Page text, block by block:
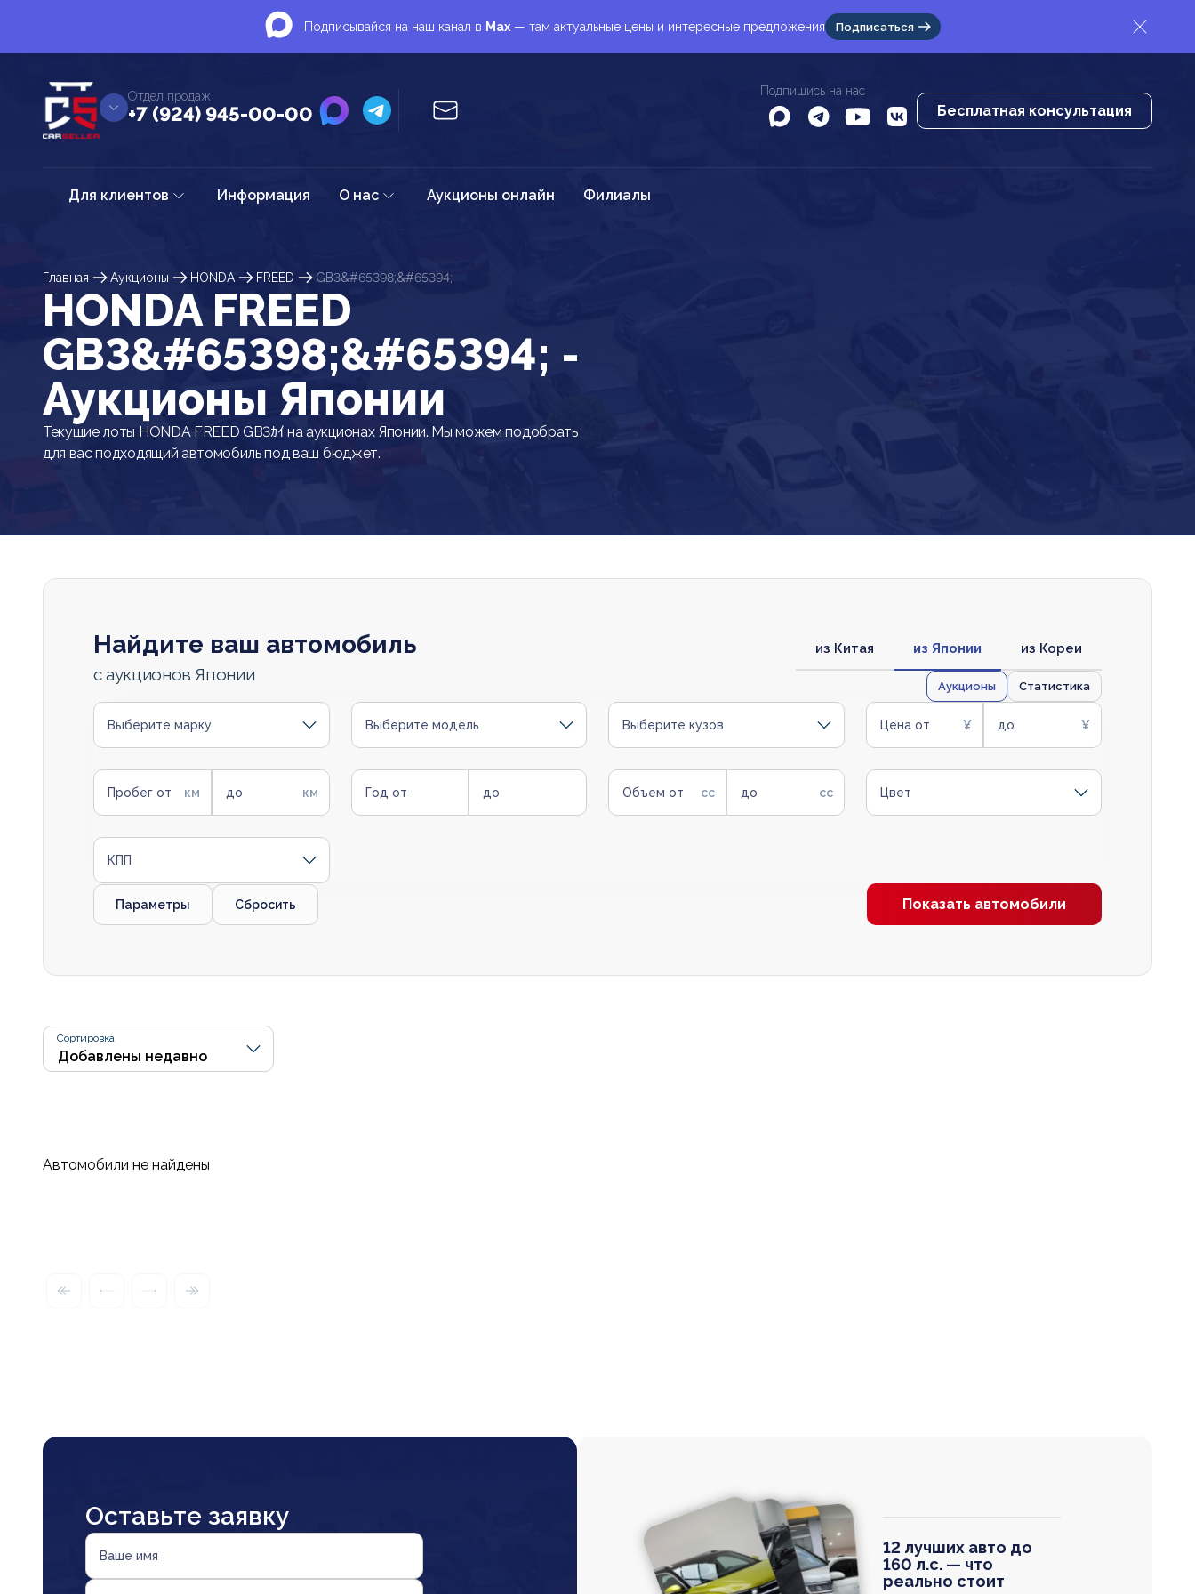
Подписывайся на наш канал в Max — там актуальные цены и интересные предложения Подписаться
Отдел продаж
+7 (924) 945-00-00
Подпишись на нас
Бесплатная консультация
Для клиентов Информация О нас Аукционы онлайн Филиалы
Главная Аукционы HONDA FREED GB3&#65398;&#65394;
HONDA FREED
GB3&#65398;&#65394; -
Аукционы Японии
Текущие лоты HONDA FREED GB3ｶｲ на аукционах Японии. Мы можем подобрать
для вас подходящий автомобиль под ваш бюджет.
Найдите ваш автомобиль
с аукционов Японии
из Китая из Японии из Кореи
Аукционы Статистика
Выберите марку Выберите модель Выберите кузов Цена от до
Пробег от до Год от до Объем от до Цвет
КПП
Параметры Сбросить Показать автомобили
Сортировка
Автомобили не найдены
Оставьте заявку
Ваше имя
12 лучших авто до
160 л.с. — что
реально стоит